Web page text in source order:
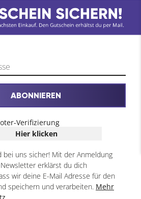
Tischlerwinkel,
Schmiege, Streichmaß
ABONNIEREN
Verifizierung
Hier klicken
bei uns sicher! Mit der Anmeldung
erklärst du dich
wir deine E-Mail Adresse für den
speichern und verarbeiten. Mehr